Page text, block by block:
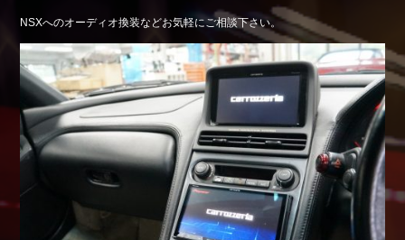
Shop info.
店舗紹介
Company
会社概要
NSXへのオーディオ換装などお気軽にご相談下さい。